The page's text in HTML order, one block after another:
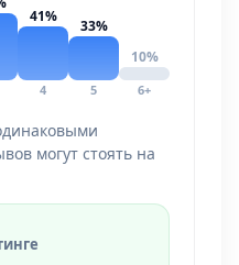
41%
4
33%
5
10%
6+
могут стоять на